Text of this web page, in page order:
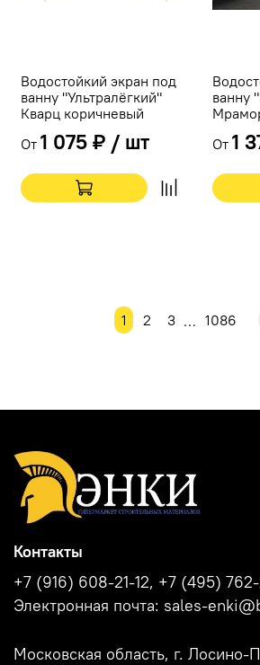
Водостойкий экран под
ванну "Ультралёгкий"
Кварц коричневый
От 1 075 ₽ / шт
ванну
От 1
1 2 3 … 1086
Контакты
+7 (916) 608-21-12, +7 (495)
Электронная почта: sales-
Московская область, г. Лосино-